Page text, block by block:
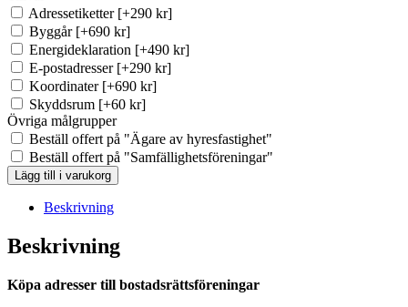
Adressetiketter [+290 kr]
Byggår [+690 kr]
Energideklaration [+490 kr]
E-postadresser [+290 kr]
Koordinater [+690 kr]
Skyddsrum [+60 kr]
Övriga målgrupper
Beställ offert på "Ägare av hyresfastighet"
Beställ offert på "Samfällighetsföreningar"
BRF-
registret
Gagnef
8
st)
Lägg till i varukorg
Beskrivning
Beskrivning
Köpa adresser till bostadsrättsföreningar